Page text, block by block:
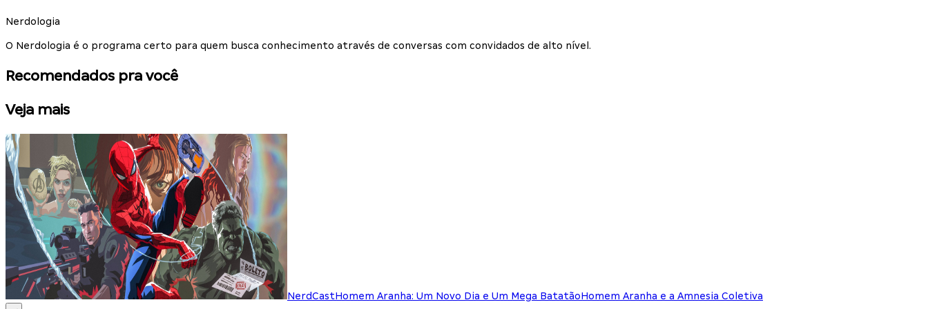
Nerdologia
O Nerdologia é o programa certo para quem busca conhecimento através de conversas com convidados de alto nível.
Recomendados pra você
Veja mais
NerdCastHomem Aranha: Um Novo Dia e Um Mega BatatãoHomem Aranha e a Amnesia Coletiva